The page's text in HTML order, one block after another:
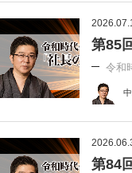
2026.07.1
第85
令和
第84